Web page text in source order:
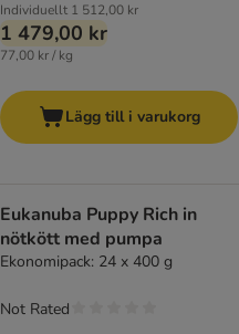
Individuellt 1 512,00 kr
1 479,00 kr
77,00 kr / kg
Lägg till i varukorg
Eukanuba Puppy Rich in
nötkött med pumpa
Ekonomipack: 24 x 400 g
Not Rated